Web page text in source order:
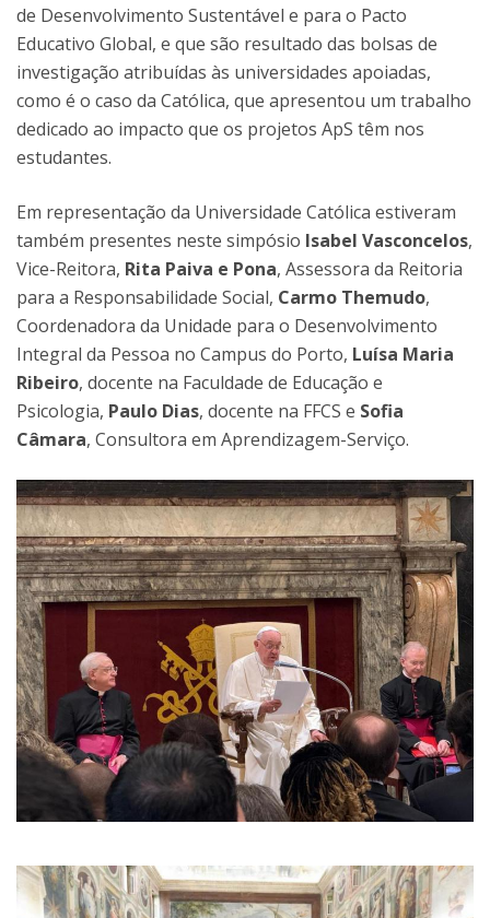
de Desenvolvimento Sustentável e para o Pacto
Educativo Global, e que são resultado das bolsas de
investigação atribuídas às universidades apoiadas,
como é o caso da Católica, que apresentou um trabalho
dedicado ao impacto que os projetos ApS têm nos
estudantes.
Em representação da Universidade Católica estiveram
também presentes neste simpósio Isabel Vasconcelos,
Vice-Reitora, Rita Paiva e Pona, Assessora da Reitoria
para a Responsabilidade Social, Carmo Themudo,
Coordenadora da Unidade para o Desenvolvimento
Integral da Pessoa no Campus do Porto, Luísa Maria
Ribeiro, docente na Faculdade de Educação e
Psicologia, Paulo Dias, docente na FFCS e Sofia
Câmara, Consultora em Aprendizagem-Serviço.